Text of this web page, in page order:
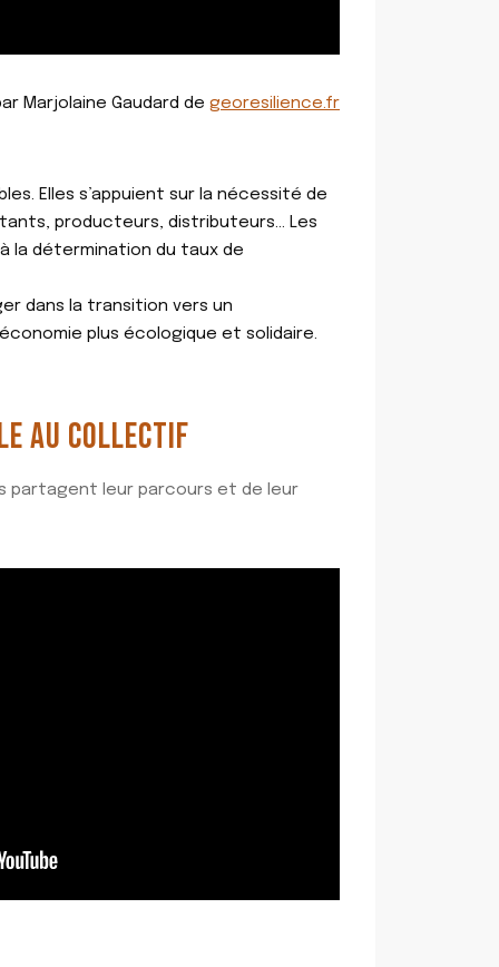
Marjolaine Gaudard de georesilience.fr
Elles s’appuient sur la nécessité de
producteurs, distributeurs… Les
la détermination du taux de
dans la transition vers un
plus écologique et solidaire.
AU COLLECTIF
partagent leur parcours et de leur